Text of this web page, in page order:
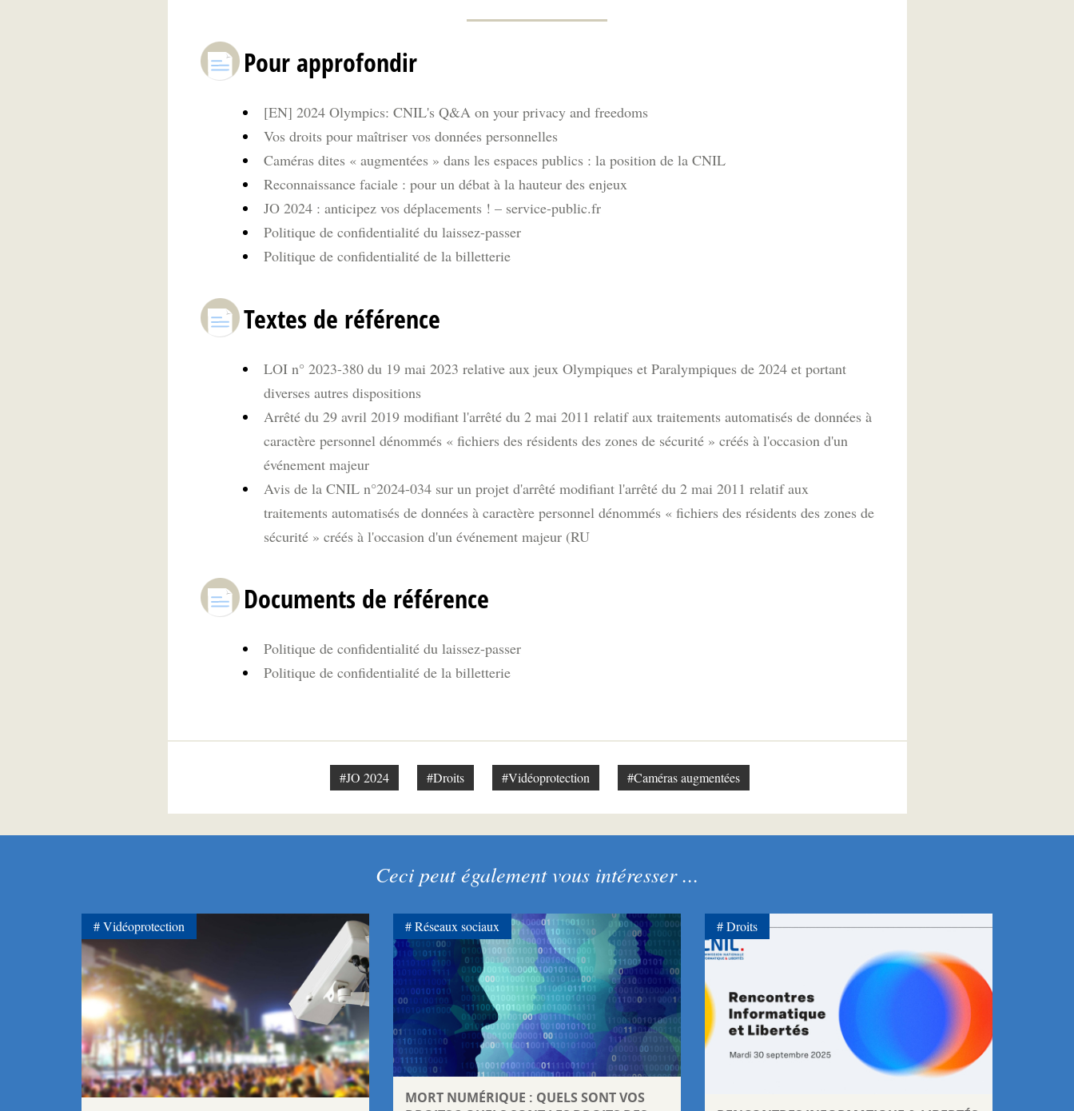
Pour approfondir
[EN] 2024 Olympics: CNIL's Q&A on your privacy and freedoms
Vos droits pour maîtriser vos données personnelles
Caméras dites « augmentées » dans les espaces publics : la position de la CNIL
Reconnaissance faciale : pour un débat à la hauteur des enjeux
JO 2024 : anticipez vos déplacements ! – service-public.fr
Politique de confidentialité du laissez-passer
Politique de confidentialité de la billetterie
Textes de référence
LOI n° 2023-380 du 19 mai 2023 relative aux jeux Olympiques et Paralympiques de 2024 et portant
diverses autres dispositions
Arrêté du 29 avril 2019 modifiant l'arrêté du 2 mai 2011 relatif aux traitements automatisés de données à
caractère personnel dénommés « fichiers des résidents des zones de sécurité » créés à l'occasion d'un
événement majeur
Avis de la CNIL n°2024-034 sur un projet d'arrêté modifiant l'arrêté du 2 mai 2011 relatif aux
traitements automatisés de données à caractère personnel dénommés « fichiers des résidents des zones de
sécurité » créés à l'occasion d'un événement majeur (RU
Documents de référence
Politique de confidentialité du laissez-passer
Politique de confidentialité de la billetterie
#JO 2024 #Droits #Vidéoprotection #Caméras augmentées
Ceci peut également vous intéresser ...
Vidéoprotection
MORT NUMÉRIQUE : QUELS SONT VOS
Réseaux sociaux Droits